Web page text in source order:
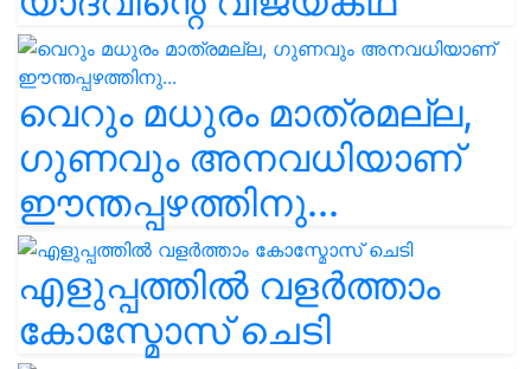
വെറും മധുരം മാത്രമല്ല,
ഗുണവും അനവധിയാണ്
ഈന്തപ്പഴത്തിനു...
എളുപ്പത്തിൽ വളർത്താം
കോസ്മോസ് ചെടി